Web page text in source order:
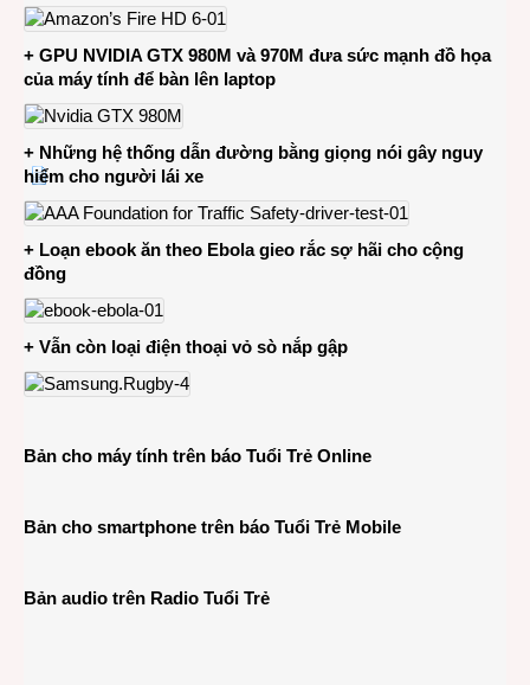
+ GPU NVIDIA GTX 980M và 970M đưa sức mạnh đồ họa
của máy tính để bàn lên laptop
+ Những hệ thống dẫn đường bằng giọng nói gây nguy
hiểm cho người lái xe
+ Loạn ebook ăn theo Ebola gieo rắc sợ hãi cho cộng
đồng
+ Vẫn còn loại điện thoại vỏ sò nắp gập
Bản cho máy tính trên báo Tuổi Trẻ Online
Bản cho smartphone trên báo Tuổi Trẻ Mobile
Bản audio trên Radio Tuổi Trẻ